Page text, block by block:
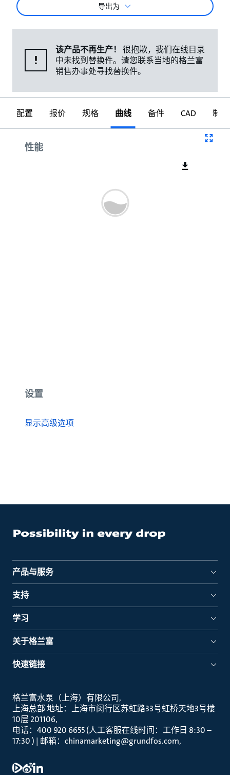
导出为
该产品不再生产！
很抱歉，我们在线目录
中未找到替换件。请您联系当地的格兰富
销售办事处寻找替换件。
配置 报价 规格 曲线 备件 CAD 制图
性能
设置
显示高级选项
产品与服务
支持
学习
关于格兰富
快速链接
格兰富水泵（上海）有限公司
上海总部 地址：上海市闵行区苏虹路33号虹桥天地3号楼
10层 201106
电话：400 920 6655 (人工客服在线时间：工作日 8:30 –
17:30 ) | 邮箱：chinamarketing@grundfos.com